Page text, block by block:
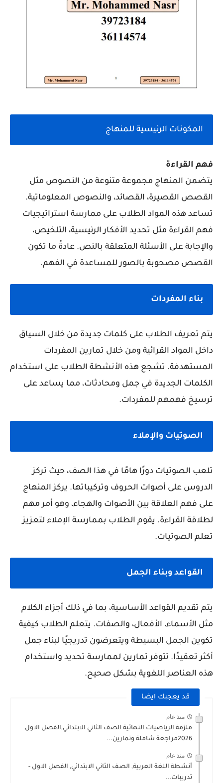
المكونات الرئيسية للمنهاج
فهم القراءة
يتضمن المنهاج مجموعة متنوعة من النصوص مثل
القصص القصيرة، القصائد، والنصوص المعلوماتية.
تساعد هذه المواد الطلاب على ممارسة استراتيجيات
فهم القراءة مثل تحديد الأفكار الرئيسية، التلخيص،
والإجابة على الأسئلة المتعلقة بالنص. عادةً ما تكون
القصص مصحوبة بالصور للمساعدة في الفهم.
بناء المفردات
يتم تعريف الطلاب على كلمات جديدة من خلال السياق
داخل المواد القرائية ومن خلال تمارين المفردات
المستهدفة. تشجع هذه الأنشطة الطلاب على استخدام
الكلمات الجديدة في جمل ومحادثات، مما يساعد على
ترسيخ فهمهم للمفردات.
الصوتيات والإملاء
تلعب الصوتيات دورًا هامًا في هذا الصف، حيث تركز
الدروس على أصوات الحروف وتركيباتها. يركز المنهاج
على فهم العلاقة بين الأصوات والهجاء، وهو أمر مهم
لطلاقة القراءة. يقوم الطلاب بممارسة الإملاء لتعزيز
تعلم الصوتيات.
القواعد وبناء الجمل
يتم تقديم القواعد الأساسية، بما في ذلك أجزاء الكلام
مثل الأسماء، الأفعال، والصفات. يتعلم الطلاب كيفية
تكوين الجمل البسيطة ويتعرضون تدريجيًا لبناء جمل
أكثر تعقيدًا. تتوفر تمارين لممارسة تحديد واستخدام
هذه العناصر اللغوية بشكل صحيح.
قد يعجبك ايضا
منذ عام
ملزمة الرياضيات النهائية الصف الثاني الابتدائي,الفصل الاول
2026مراجعة شاملة وتمارين...
منذ عام
أنشطة اللغة العربية, الصف الثاني الابتدائي, الفصل الاول -
تدريبات...